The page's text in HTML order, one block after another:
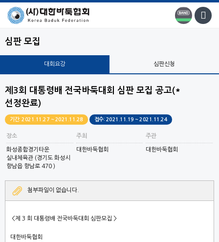
심판 모집
대회요강 심판신청
제3회 대통령배 전국바둑대회 심판 모집 공고(*
선정완료)
기간: 2021.11.27 ~ 2021.11.28 접수: 2021.11.19 ~ 2021.11.24
장소
화성종합경기타운
실내체육관 (경기도 화성시
향남읍 향남로 470 )
주최
대한바둑협회
주관
대한바둑협회
첨부파일이 없습니다.
<제 3 회 대통령배 전국바둑대회 심판모집 >
대한바둑협회